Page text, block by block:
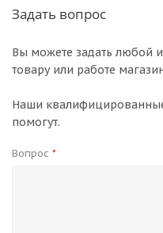
Задать вопрос
Вы можете задать любой
товару или работе
Наши
помогут.
Вопрос *